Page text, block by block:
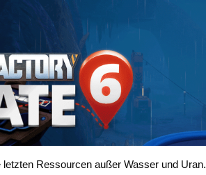
Ressourcen außer Wasser und Uran.